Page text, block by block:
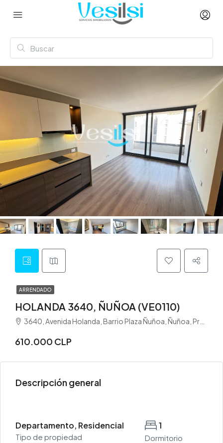
ARRENDADO
HOLANDA 3640, ÑUÑOA (VE0110)
3640, Avenida Holanda, Barrio Plaza Ñuñoa, Ñuñoa, Provincia de Santiago, Región Metropolitana de Santiago, 7750000, Chile
610.000 CLP
Descripción general
Departamento, Residencial
Tipo de propiedad
1
Dormitorio